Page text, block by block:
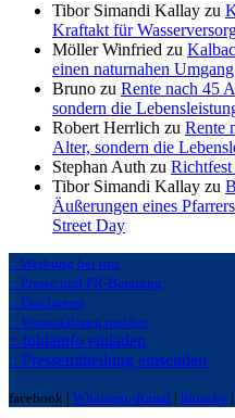
Tibor Simandi Kallay zu
Kraftakt für
Möller Winfried zu
einen naturnahen
Bruno zu Rente nach 45
sondern die
Robert Herrlich zu Rente
Alter, sondern die
Stephan Auth zu
Tibor Simandi Kallay zu
Äußerungen eines
Street Day
:: Werbung bei uns
:: Presse und PR-Beratung
:: Disclaimer
:: Veranstaltung melden
:: fuldainfo einladen
:: Pressemitteilung einsenden
facebook | Whatsapp-Kanal | bluseky |